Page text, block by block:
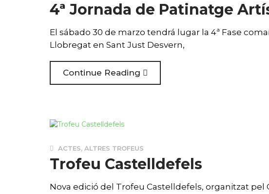
4ª Jornada de Patinatge
El sábado 30 de marzo tendrá lugar la 4ª Fase
Llobregat en Sant Just Desvern,
Continue Reading
ACTES, ALTRES TROFEUS
Trofeu Castelldefels
Nova edició del Trofeu Castelldefels, organitzat pel